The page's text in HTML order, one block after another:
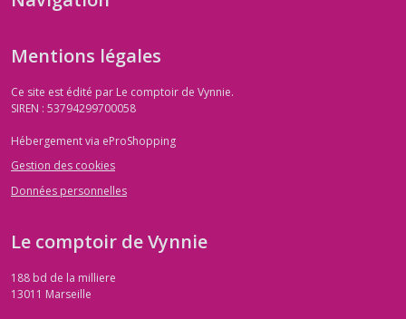
Mentions légales
Ce site est édité par Le comptoir de Vynnie.
SIREN : 53794299700058
Hébergement via eProShopping
Gestion des cookies
Données personnelles
Le comptoir de Vynnie
188 bd de la milliere
13011 Marseille